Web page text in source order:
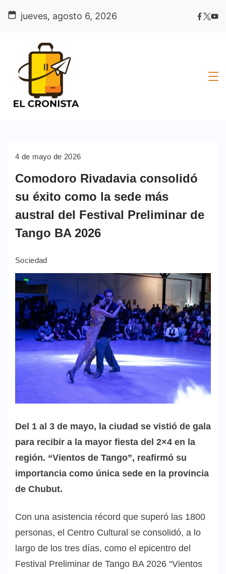
jueves, agosto 6, 2026
4 de mayo de 2026
Comodoro Rivadavia consolidó
su éxito como la sede más
austral del Festival Preliminar de
Tango BA 2026
Sociedad
Del 1 al 3 de mayo, la ciudad se vistió de gala
para recibir a la mayor fiesta del 2×4 en la
región. “Vientos de Tango”, reafirmó su
importancia como única sede en la provincia
de Chubut.
Con una asistencia récord que superó las 1800
personas, el Centro Cultural se consolidó, a lo
largo de los tres días, como el epicentro del
Festival Preliminar de Tango BA 2026 “Vientos